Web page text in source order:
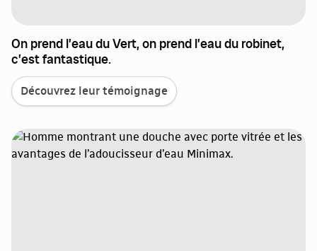
On prend l’eau du Vert, on prend l’eau du robinet,
c’est fantastique.
Découvrez leur témoignage